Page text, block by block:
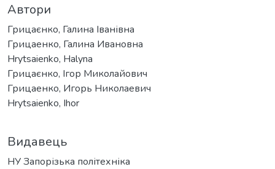
Автори
Грицаєнко, Галина Іванівна
Грицаенко, Галина Ивановна
Hrytsaienko, Halyna
Грицаєнко, Ігор Миколайович
Грицаенко, Игорь Николаевич
Hrytsaienko, Ihor
Видавець
НУ Запорізька політехніка